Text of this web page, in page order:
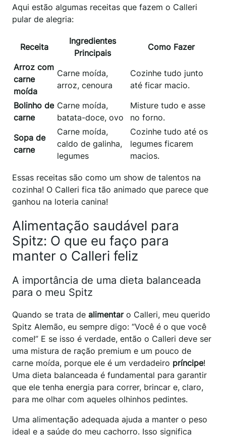
Aqui estão algumas receitas que fazem o Calleri
pular de alegria:
Receita
Ingredientes
Principais
Como Fazer
Arroz com
carne
moída
Carne moída,
arroz, cenoura
Cozinhe tudo junto
até ficar macio.
Bolinho de
carne
Carne moída,
batata-doce, ovo
Misture tudo e asse
no forno.
Sopa de
carne
Carne moída,
caldo de galinha,
legumes
Cozinhe tudo até os
legumes ficarem
macios.
Essas receitas são como um show de talentos na
cozinha! O Calleri fica tão animado que parece que
ganhou na loteria canina!
Alimentação saudável para
Spitz: O que eu faço para
manter o Calleri feliz
A importância de uma dieta balanceada
para o meu Spitz
Quando se trata de alimentaro Calleri, meu querido
Spitz Alemão, eu sempre digo: “Você é o que você
come!” E se isso é verdade, então o Calleri deve ser
uma mistura de ração premium e um pouco de
carne moída, porque ele é um verdadeiro príncipe!
Uma dieta balanceada é fundamental para garantir
que ele tenha energia para correr, brincar e, claro,
para me olhar com aqueles olhinhos pedintes.
Uma alimentação adequada ajuda a manter o peso
ideal e a saúde do meu cachorro. Isso significa